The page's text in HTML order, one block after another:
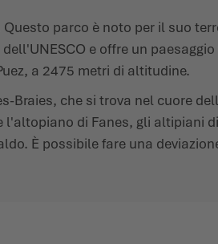
parco è noto per il suo
e offre un
a 2475 metri di altitudine.
Braies, che si trova nel cuore
di Fanes, gli altipiani
È possibile fare una